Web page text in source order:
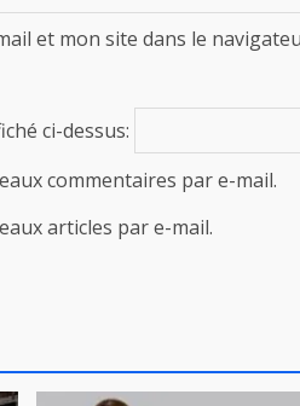
et mon site dans le
ci-dessus:
commentaires par e-mail.
articles par e-mail.